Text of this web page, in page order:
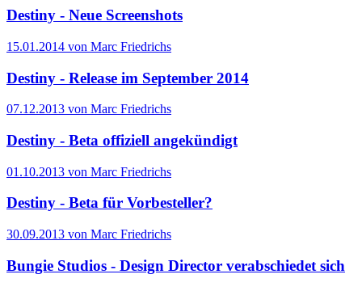
Destiny - Neue Screenshots
15.01.2014 von Marc Friedrichs
Destiny - Release im September 2014
07.12.2013 von Marc Friedrichs
Destiny - Beta offiziell angekündigt
01.10.2013 von Marc Friedrichs
Destiny - Beta für Vorbesteller?
30.09.2013 von Marc Friedrichs
Bungie Studios - Design Director verabschiedet sich